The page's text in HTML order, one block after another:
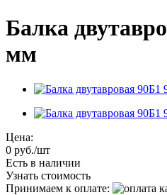
Балка
мм
Цена:
0 руб./шт
Есть в наличии
Узнать стоимость
Принимаем к оплате: